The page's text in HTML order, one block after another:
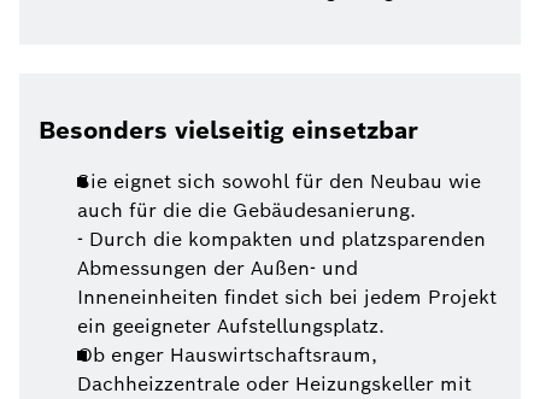
Besonders vielseitig einsetzbar
Sie eignet sich sowohl für den Neubau wie
auch für die die Gebäudesanierung.
- Durch die kompakten und platzsparenden
Abmessungen der Außen- und
Inneneinheiten findet sich bei jedem Projekt
ein geeigneter Aufstellungsplatz.
Ob enger Hauswirtschaftsraum,
Dachheizzentrale oder Heizungskeller mit